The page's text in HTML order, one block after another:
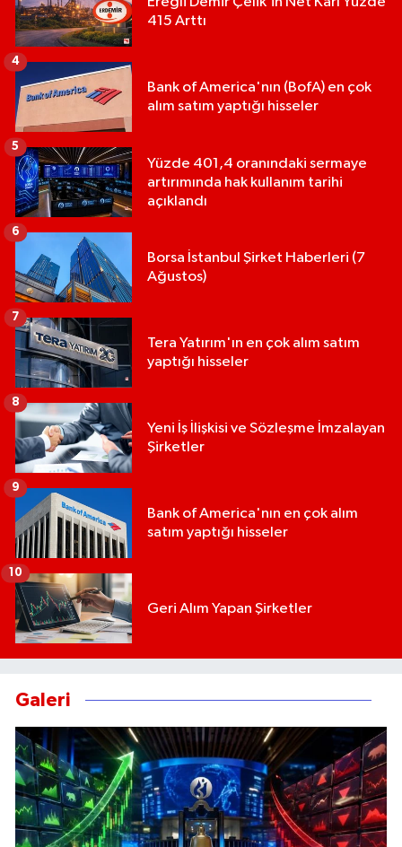
415 Arttı
Bank of America'nın (BofA) en çok
alım satım yaptığı hisseler
4
Yüzde 401,4 oranındaki sermaye
artırımında hak kullanım tarihi
açıklandı
5
Borsa İstanbul Şirket Haberleri (7
Ağustos)
6
Tera Yatırım'ın en çok alım satım
yaptığı hisseler
7
Yeni İş İlişkisi ve Sözleşme İmzalayan
Şirketler
8
Bank of America'nın en çok alım
satım yaptığı hisseler
9
Geri Alım Yapan Şirketler
10
Galeri